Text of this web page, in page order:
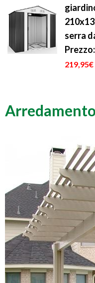
serra
Prezzo:
219,95€
Arredamento